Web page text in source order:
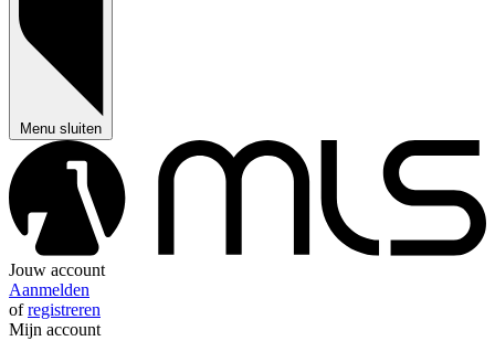
Menu sluiten
Jouw account
Aanmelden
ofregistreren
Mijn account